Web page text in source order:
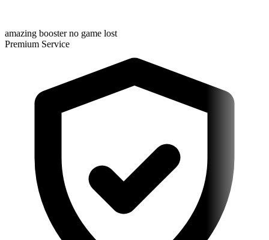
amazing booster no game lost
Premium Service